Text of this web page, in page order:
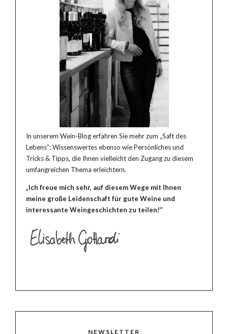
In unserem Wein-Blog erfahren Sie mehr zum „Saft des
Lebens“: Wissenswertes ebenso wie Persönliches und
Tricks & Tipps, die Ihnen vielleicht den Zugang zu diesem
umfangreichen Thema erleichtern.
„Ich freue mich sehr, auf diesem Wege mit Ihnen
meine große Leidenschaft für gute Weine und
interessante Weingeschichten zu teilen!“
NEWSLETTER